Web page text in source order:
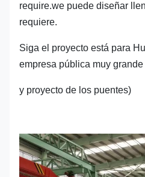
require.we puede diseñar
requiere.
Siga el proyecto está para
empresa pública muy
y proyecto de los puentes)